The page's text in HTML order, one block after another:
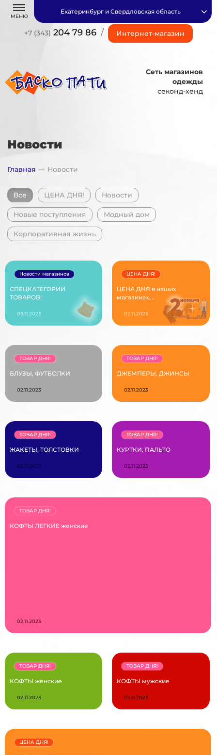
МЕНЮ
+7 (343) 204 79 86 / Интернет-магазин
Екатеринбург и Свердловская область
Сеть магазинов
одежды
секонд-хенд
Новости
Главная Новости
Все ЦЕНА ДНЯ! Новости
Новые поступления Модный дом
Корпоративная жизнь
СПЕЦКАТЕГОРИИ
ТОВАРОВ!
Новости магазинов
03.11.2023
ЦЕНА ДНЯ в наших
магазинах....
ЦЕНА ДНЯ!
02.11.2023
БЛУЗЫ, ФУТБОЛКИ
ТОВАР ДНЯ!
02.11.2023
ДЖЕМПЕРЫ, ДЖИНСЫ
ТОВАР ДНЯ!
02.11.2023
ЖАКЕТЫ, ТОЛСТОВКИ
ТОВАР ДНЯ!
02.11.2023
КУРТКИ, ПАЛЬТО
ТОВАР ДНЯ!
02.11.2023
КОФТЫ ЛЕГКИЕ женские
ТОВАР ДНЯ!
02.11.2023
КОФТЫ женские
ТОВАР ДНЯ!
02.11.2023
КОФТЫ мужские
ТОВАР ДНЯ!
02.11.2023
ЦЕНА ДНЯ!